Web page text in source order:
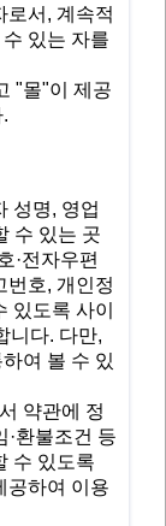
로서, 계속적
있는 자를
"몰"이 제공
성명, 영업
수 있는 곳
·전자우편
번호, 개인정
있도록 사이
니다. 다만,
여 볼 수 있
약관에 정
·환불조건 등
수 있도록
공하여 이용